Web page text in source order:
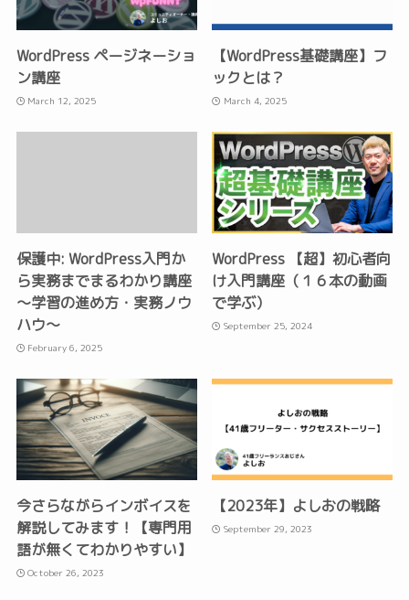
WordPress ページネーショ
ン講座
March 12, 2025
【WordPress基礎講座】フ
ックとは？
March 4, 2025
保護中: WordPress入門か
ら実務までまるわかり講座
〜学習の進め方・実務ノウ
ハウ〜
February 6, 2025
WordPress 【超】初心者向
け入門講座（１６本の動画
で学ぶ）
September 25, 2024
今さらながらインボイスを
解説してみます！【専門用
語が無くてわかりやすい】
October 26, 2023
【2023年】よしおの戦略
September 29, 2023